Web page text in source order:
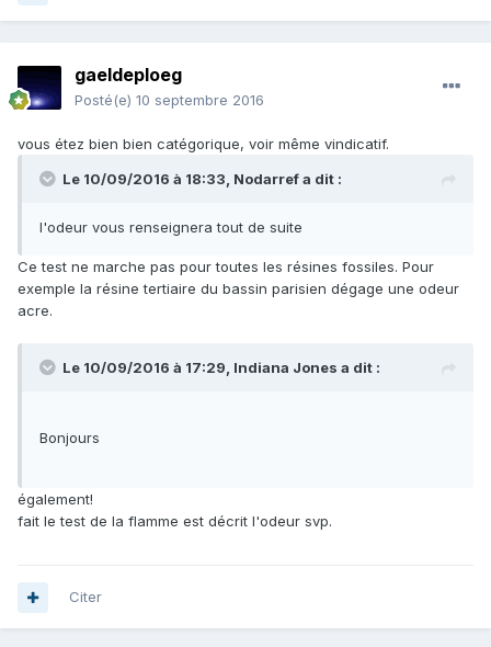
gaeldeploeg
Posté(e) 10 septembre 2016
vous étez bien bien catégorique, voir même vindicatif.
Le 10/09/2016 à 18:33, Nodarrefa dit :
l'odeur vous renseignera tout de suite
Ce test ne marche pas pour toutes les résines fossiles. Pour
exemple la résine tertiaire du bassin parisien dégage une odeur
acre.
Le 10/09/2016 à 17:29, Indiana Jones a dit :
Bonjours
également!
fait le test de la flamme est décrit l'odeur svp.
Citer